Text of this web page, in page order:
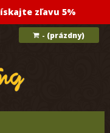
zľavu 5%
- (prázdny)